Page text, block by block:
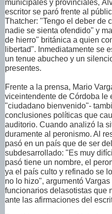
municipales y provinciales,
escritor se paró frente al
Thatcher: "Tengo el deber de
nadie se sienta ofendido" y
de hierro" británica a quien
libertad". Inmediatamente se
un tenue abucheo y un
presentes.
Frente a la prensa, Mario
viceintendente de Córdoba le
"ciudadano bienvenido"-
conclusiones políticas que
auditorio. Cuando analizó la
duramente al peronismo. Al
pasó en un país que de ser
subdesarrollado: "Es muy
pasó tiene un nombre, el
ya el país culto y refinado se
no lo hizo", argumentó
funcionarios delasotistas que
ante las afirmaciones del